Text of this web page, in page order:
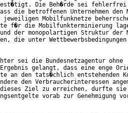
Die Beh�rde sei
die betroffenen Unternehmen
Mobilfunknetze
f�r die Mobilfunkterminierung
der monopolartigen Struktur der
die unter
sei die Bundesnetzagentur ohne
Ergebnis gelangt, dass eine enge
an den tats�chlich entstehenden
den Verbraucherinteressen
dieses Ziel zu erreichen, durfte sie
vorab zur Genehmigung